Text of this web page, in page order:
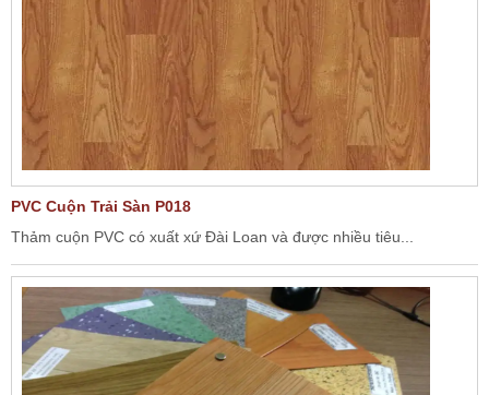
PVC Cuộn Trải Sàn P018
Thảm cuộn PVC có xuất xứ Đài Loan và được nhiều tiêu...